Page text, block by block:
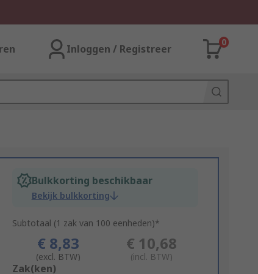
Inloggen / Registreer
0
Bulkkorting beschikbaar
Bekijk bulkkorting
Subtotaal (1 zak van 100 eenheden)*
€ 8,83
(excl. BTW)
€ 10,68
(incl. BTW)
Add
Zak(ken)